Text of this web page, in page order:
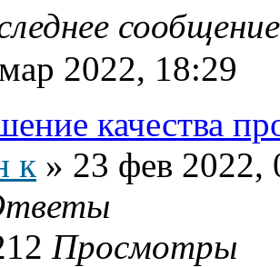
2022, 18:29
качества
к » 23 фев 2022,
Просмотры